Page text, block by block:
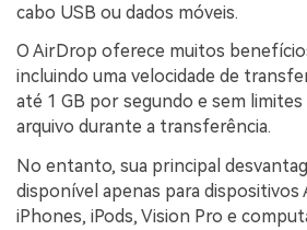
cabo USB ou dados móveis.
O AirDrop oferece muitos
incluindo uma velocidade de
até 1 GB por segundo e sem
arquivo durante a transferência.
No entanto, sua principal
disponível apenas para dispositivos
iPhones, iPods, Vision Pro e